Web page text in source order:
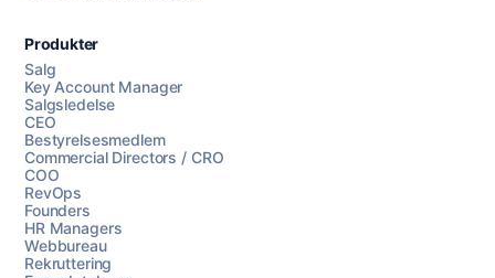
Produkter
Salg
Key Account Manager
Salgsledelse
CEO
Bestyrelsesmedlem
Commercial Directors / CRO
COO
RevOps
Founders
HR Managers
Webbureau
Rekruttering